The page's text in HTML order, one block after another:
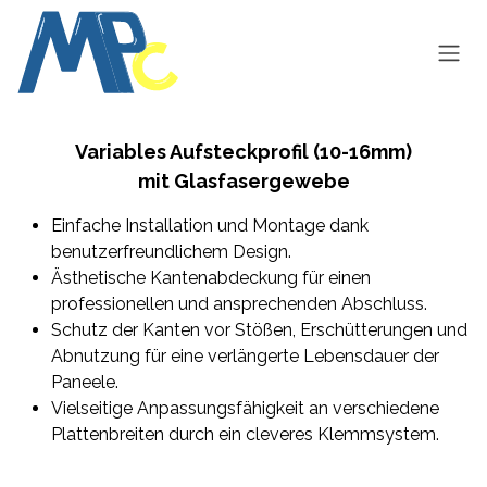
Zum Inhalt springen
Variables Aufsteckprofil (10-16mm)
mit Glasfasergewebe
Einfache Installation und Montage dank
benutzerfreundlichem Design.
Ästhetische Kantenabdeckung für einen
professionellen und ansprechenden Abschluss.
Schutz der Kanten vor Stößen, Erschütterungen und
Abnutzung für eine verlängerte Lebensdauer der
Paneele.
Vielseitige Anpassungsfähigkeit an verschiedene
Plattenbreiten durch ein cleveres Klemmsystem.